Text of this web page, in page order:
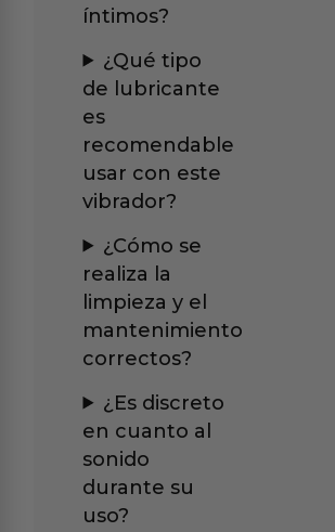
íntimos?
¿Qué tipo
de lubricante
es
recomendable
usar con este
vibrador?
¿Cómo se
realiza la
limpieza y el
mantenimiento
correctos?
¿Es discreto
en cuanto al
sonido
durante su
uso?